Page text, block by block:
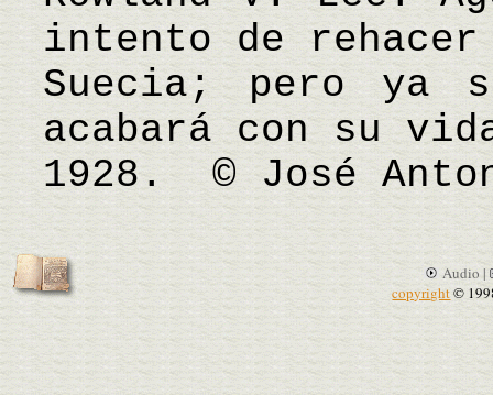
intento de
Suecia; pero ya
acabará con su
1928. © José
Audio |
copyright©